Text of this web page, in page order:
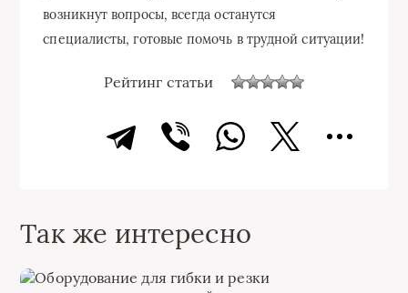
возникнут вопросы, всегда останутся
специалисты, готовые помочь в трудной ситуации!
Рейтинг статьи
Так же интересно